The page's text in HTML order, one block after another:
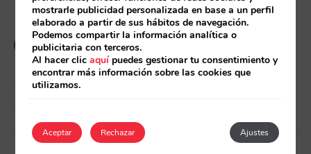
Félix Pérez
mostrarle publicidad personalizada en base a un perfil
elaborado a partir de sus hábitos de navegación.
Podemos compartir la información analítica o
publicitaria con terceros.
Al hacer clicaquípuedes gestionar tu consentimiento y
encontrar más información sobre las cookies que
utilizamos.
Aceptar Ajustes
Rechazar